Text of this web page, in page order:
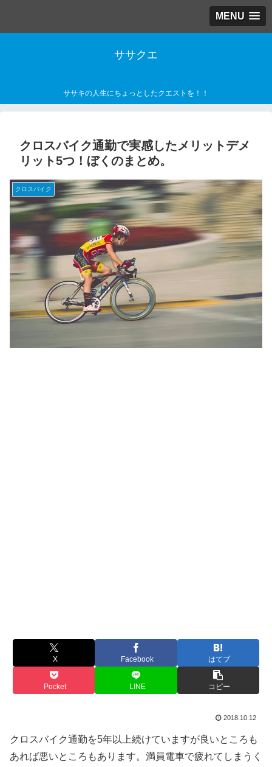
MENU
ササクエ
ササキの人生にちょっとしたクエストを！！
クロスバイク通勤で実感したメリットデメ
リット5つ！ぼくのまとめ。
クロスバイク
X Facebook はてブ
Pocket LINE コピー
2018.10.12
クロスバイク通勤を5年以上続けていますが良いところも
あれば悪いところもあります。満員電車で疲れてしまうく